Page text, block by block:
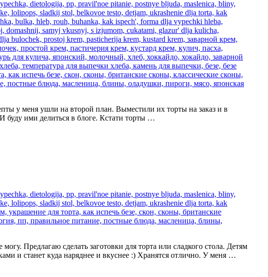
у меня ушли на второй план. Выместили их торты на заказ и в
буду ими делиться в блоге. Кстати торты …
Предлагаю сделать заготовки для торта или сладкого стола. Детям
и станет куда наряднее и вкуснее :) Хранятся отлично. У меня …